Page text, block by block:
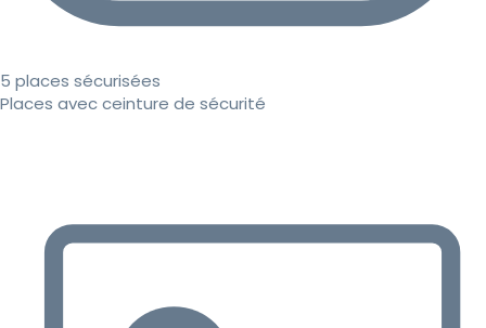
5 places sécurisées
Places avec ceinture de sécurité